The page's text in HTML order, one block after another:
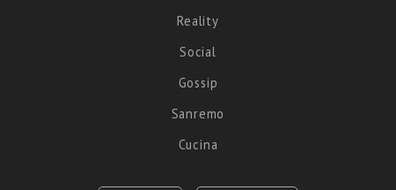
Reality
Social
Gossip
Sanremo
Cucina